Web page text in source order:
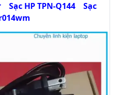
Sạc HP TPN-Q144
Sạc